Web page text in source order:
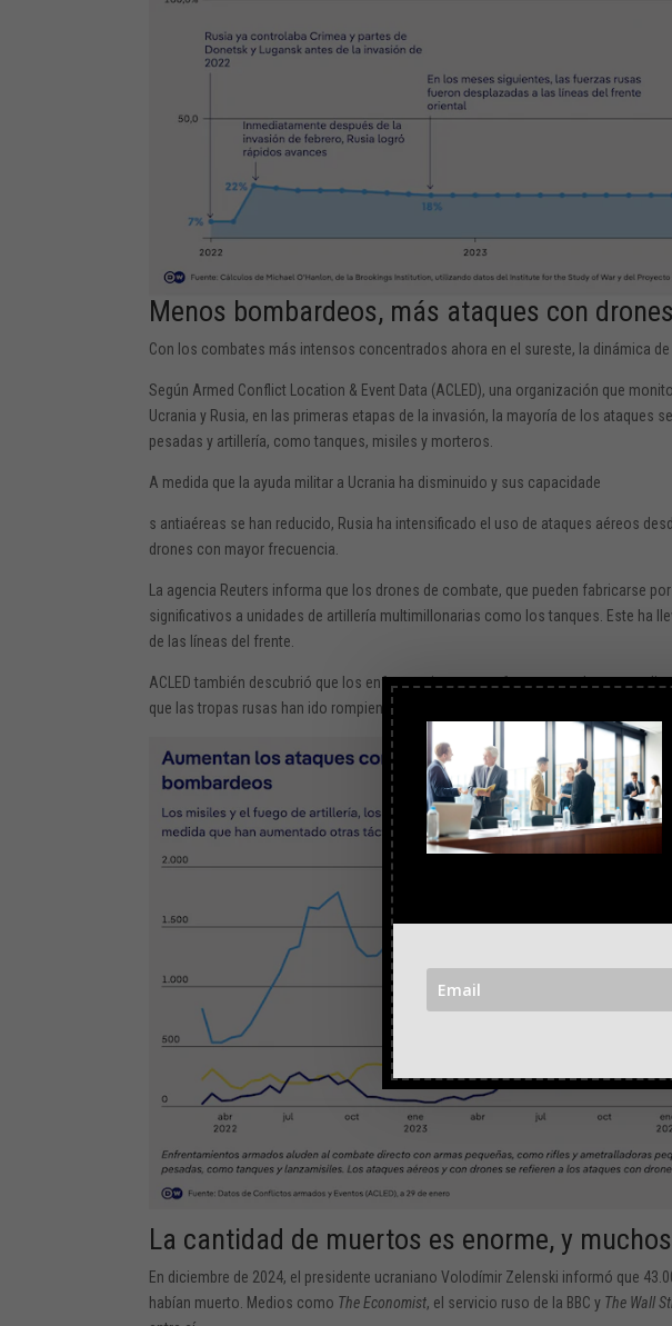
Menos bombardeos, más ataques con
Con los combates más intensos concentrados ahora en el sureste, la dinámica de
Según Armed Conflict Location & Event Data (ACLED), una organización que
Ucrania y Rusia, en las primeras etapas de la invasión, la mayoría de los ataques
pesadas y artillería, como tanques, misiles y morteros.
A medida que la ayuda militar a Ucrania ha disminuido y sus capacidade
s antiaéreas se han reducido, Rusia ha intensificado el uso de ataques aéreos
drones con mayor frecuencia.
La agencia Reuters informa que los drones de combate, que pueden fabricarse
significativos a unidades de artillería multimillonarias como los tanques. Este ha
de las líneas del frente.
ACLED también descubrió que los enfrentamientos con fuego cruzado a corta
que las tropas rusas han ido rompiendo lentamente las defensas ucranianas y
La cantidad de muertos es enorme, y
En diciembre de 2024, el presidente ucraniano Volodímir Zelenski informó que
habían muerto. Medios como The Economist, el servicio ruso de la BBC y The Wall